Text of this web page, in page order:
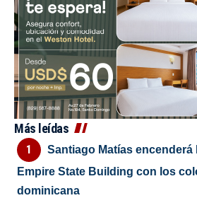
Más leídas
Santiago Matías encenderá
Empire State Building con los
dominicana